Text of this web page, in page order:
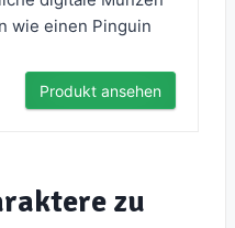
wie einen Pinguin
Produkt ansehen
zu